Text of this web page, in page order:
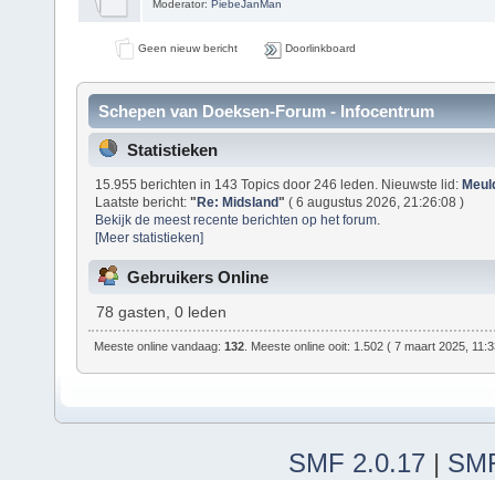
Moderator: PiebeJanMan
Geen nieuw bericht Doorlinkboard
Schepen van Doeksen-Forum - Infocentrum
Statistieken
15.955 berichten in 143 Topics door 246 leden. Nieuwste lid:
Laatste bericht:"Re: Midsland" ( 6 augustus 2026, 21:26:08 )
Bekijk de meest recente berichten op het forum.
[Meer statistieken]
Gebruikers Online
78 gasten, 0 leden
Meeste online vandaag:132 . Meeste online ooit: 1.502 ( 7 maart 2025,
SMF 2.0.17 |